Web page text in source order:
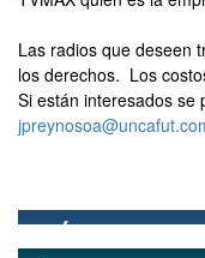
Las radios que deseen
los derechos. Los
Si están interesados se